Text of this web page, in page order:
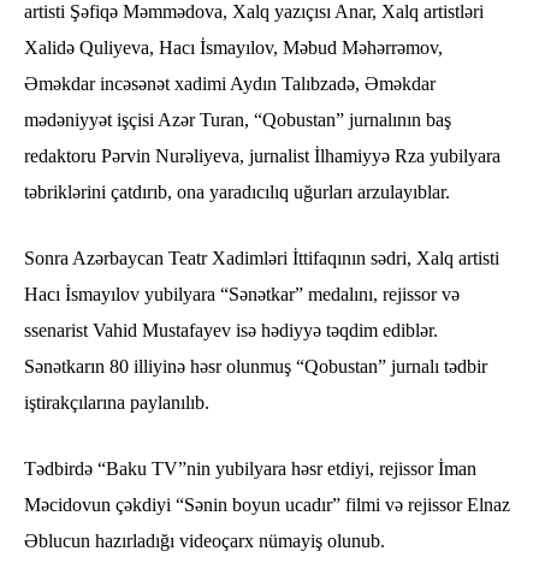
artisti Şəfiqə Məmmədova, Xalq yazıçısı Anar, Xalq artistləri
Xalidə Quliyeva, Hacı İsmayılov, Məbud Məhərrəmov,
Əməkdar incəsənət xadimi Aydın Talıbzadə, Əməkdar
mədəniyyət işçisi Azər Turan, “Qobustan” jurnalının baş
redaktoru Pərvin Nurəliyeva, jurnalist İlhamiyyə Rza yubilyara
təbriklərini çatdırıb, ona yaradıcılıq uğurları arzulayıblar.
Sonra Azərbaycan Teatr Xadimləri İttifaqının sədri, Xalq artisti
Hacı İsmayılov yubilyara “Sənətkar” medalını, rejissor və
ssenarist Vahid Mustafayev isə hədiyyə təqdim ediblər.
Sənətkarın 80 illiyinə həsr olunmuş “Qobustan” jurnalı tədbir
iştirakçılarına paylanılıb.
Tədbirdə “Baku TV”nin yubilyara həsr etdiyi, rejissor İman
Məcidovun çəkdiyi “Sənin boyun ucadır” filmi və rejissor Elnaz
Əblucun hazırladığı videoçarx nümayiş olunub.